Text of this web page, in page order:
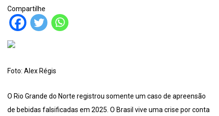
Compartilhe
Foto: Alex Régis
O Rio Grande do Norte registrou somente um caso de apreensão
de bebidas falsificadas em 2025. O Brasil vive uma crise por conta